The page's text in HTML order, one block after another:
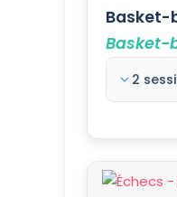
Basket-
Basket-
2